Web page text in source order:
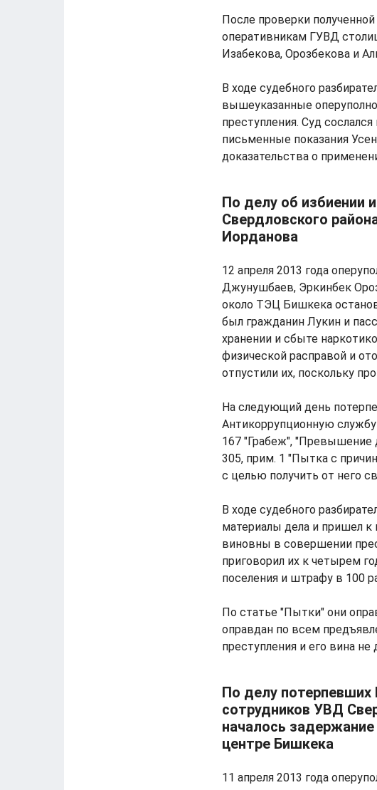
После проверки
оперативникам ГУВД
Изабекова, Орозбекова и
В ходе судебного
вышеуказанные
преступления. Суд
письменные показания
доказательства о
По делу об избиении
Свердловского
Иорданова
12 апреля 2013 года
Джунушбаев, Эркинбек
около ТЭЦ Бишкека
был гражданин Лукин и
хранении и сбыте
физической расправой и
отпустили их, поскольку
На следующий день
Антикоррупционную
167 "Грабеж", "Превышение
305, прим. 1 "Пытка с
с целью получить от него
В ходе судебного
материалы дела и пришел
виновны в совершении
приговорил их к четырем
поселения и штрафу в 100
По статье "Пытки" они
оправдан по всем
преступления и его вина не
По делу потерпевших
сотрудников УВД
началось
центре Бишкека
11 апреля 2013 года